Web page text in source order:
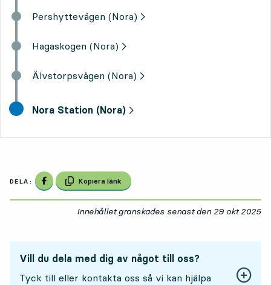
Pershyttevägen (Nora)
Hagaskogen (Nora)
Älvstorpsvägen (Nora)
slutdestination,
Nora Station (Nora)
DELA: Dela på Facebook
Kopiera länk
Innehållet granskades senast den 29 okt 2025
Vill du dela med dig av något till oss?
Tyck till eller kontakta oss så vi kan hjälpa